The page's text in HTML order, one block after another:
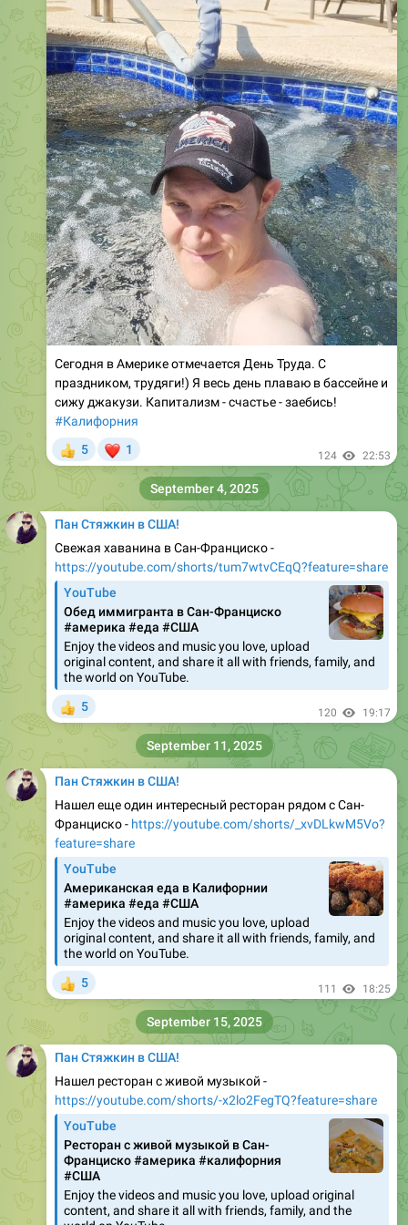
Сегодня в Америке отмечается День Труда. С
праздником, трудяги!) Я весь день плаваю в бассейне и
сижу джакузи. Капитализм - счастье - заебись!
#Калифорния
5 1 124 22:53
Пан Стяжкин в США!
Свежая хаванина в Сан-Франциско -
https://youtube.com/shorts/tum7wtvCEqQ?feature=share
YouTube
Обед иммигранта в Сан-Франциско
#америка #еда #США
Enjoy the videos and music you love, upload
original content, and share it all with friends, family, and
the world on YouTube.
5 120 19:17
September 4, 2025
Пан Стяжкин в США!
Нашел еще один интересный ресторан рядом с Сан-
Франциско - https://youtube.com/shorts/_xvDLkwM5Vo?
feature=share
YouTube
Американская еда в Калифорнии
#америка #еда #США
Enjoy the videos and music you love, upload
original content, and share it all with friends, family, and
the world on YouTube.
5 111 18:25
September 11, 2025
Пан Стяжкин в США!
Нашел ресторан с живой музыкой -
https://youtube.com/shorts/-x2lo2FegTQ?feature=share
YouTube
Ресторан с живой музыкой в Сан-
Франциско #америка #калифорния
#США
Enjoy the videos and music you love, upload original
content, and share it all with friends, family, and the
September 15, 2025